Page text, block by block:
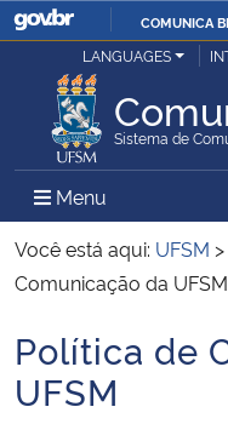
COMUNICA
Ministério da Justiça e
Ministério da Defesa
Ministério das Relações
Ministério da Infraestrutura
LANGUAGES
Sistema de
Menu Menu
Você está aqui: UFSM >
Comunicação da UFSM
Início do conteúdo
Política de
UFSM